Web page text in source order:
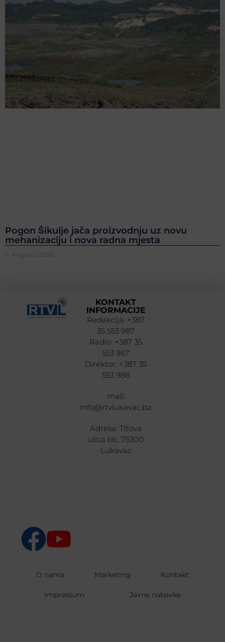
Pogon Šikulje jača proizvodnju uz novu
mehanizaciju i nova radna mjesta
6. Augusta 2026.
KONTAKT
INFORMACIJE
Redakcija: +387
35 553 987
Radio: +387 35
553 967
Direktor: +387 35
553 988
mail:
info@rtvlukavac.ba
Adresa: Titova
ulica bb, 75300
Lukavac
O nama Marketing Kontakt
Impressum Javne nabavke